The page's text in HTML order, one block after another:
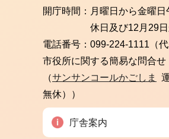
開庁時間： 月曜日から金曜日
休日及び12月29
電話番号： 099-224-1111（代
市役所に関する簡易な問合せ
（サンサンコールかごしま
無休））
庁舎案内